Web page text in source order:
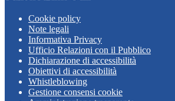
Cookie policy
Note legali
Informativa Privacy
Ufficio Relazioni con il Pubblico
Dichiarazione di accessibilità
Obiettivi di accessibilità
Whistleblowing
Gestione consensi cookie